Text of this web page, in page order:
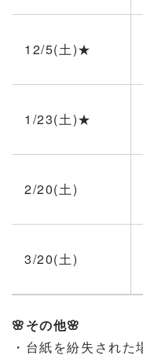
12/5(土)★
1/23(土)★
2/20(土)
3/20(土)
🌸その他🌸
・台紙を紛失され